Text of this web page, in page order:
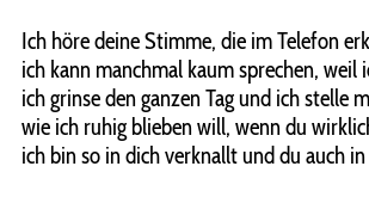
Ich höre deine Stimme, die im Telefon
ich kann manchmal kaum sprechen, weil
ich grinse den ganzen Tag und ich stelle
wie ich ruhig blieben will, wenn du
ich bin so in dich verknallt und du auch